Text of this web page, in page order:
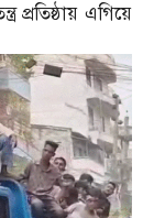
প্রতিষ্ঠায় এগিয়ে